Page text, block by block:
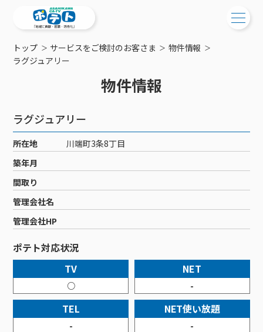
ご検討中の方
工事・配線について
新居をご検討中の方へ
ポテトを導入している集合住宅
物件情報
特典・キャンペーン
おトクな割引サービス
ご加入中の方
ご加入中のサービス確認・変更
WEBメール
サポートサービス
サポートサービストップ
リモートコール
回線速度測定
接続・設定⽅法
訪問サポート＆サポートパックサービス料⾦表
新着情報
メンテナンス・障害情報
ポテトからのプレゼント
イベントカレンダー
講座のご案内
サービス案内
サービス案内
ケーブルテレビ
ケーブルテレビトップ
チャンネル紹介
料⾦プラン
NHK衛星受信料団体⼀括⽀払
機器⼀覧
インターネット
インターネットトップ
料⾦プラン
Wi-Fiサービス
ポテトホーム防犯カメラ
オプションサービス
インターネットギガシェアプラン
固定電話
固定電話トップ
基本料⾦・通話料⾦
オプションサービス
auスマートバリュー
auまとめトーク
ポテトスマートフォントップ
料⾦プラン
機種⼀覧
オプションサービス
でんき
でんきトップ
ポラリンでんき×ポテト
ポテトでんき
暮らしを快適にするサービス
暮らしを快適にするサービストップ
ポテトライフメール
コミチャン
お困りの方はこちら
会社案内
メンテナンス
障害情報
トップ サービスをご検討のお客さま
物件情報
ラグジュアリー
物件情報
ラグジュアリー
所在地
川端町3条8丁目
築年月
間取り
管理会社名
管理会社HP
ポテト対応状況
TV
○
NET
-
TEL
-
NET使い放題
-